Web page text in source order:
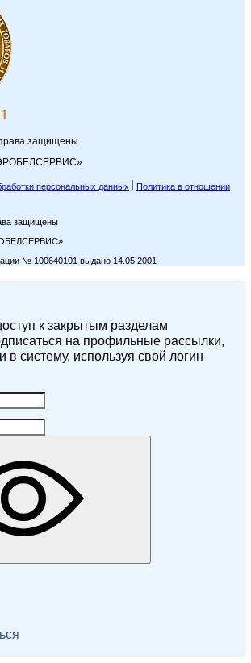
защищены
персональных данных
Политика в отношении
защищены
№ 100640101 выдано 14.05.2001
к закрытым разделам
на профильные рассылки,
в систему, используя свой логин